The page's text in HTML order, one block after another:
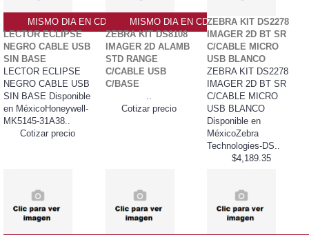
MISMO DIA EN CDMX
LECTOR ECLIPSE
NEGRO CABLE USB
SIN BASE
LECTOR ECLIPSE
NEGRO CABLE USB
SIN BASE Disponible
en MéxicoHoneywell-
MK5145-31A38..
Cotizar precio
MISMO DIA EN CDMX
ZEBRA KIT DS8108
IMAGER 2D ALAMB
STD RANGE
C/CABLE USB
C/BASE
..
Cotizar precio
ZEBRA KIT DS2278
IMAGER 2D BT SR
C/CABLE MICRO
USB BLANCO
ZEBRA KIT DS2278
IMAGER 2D BT SR
C/CABLE MICRO
USB BLANCO
Disponible en
MéxicoZebra
Technologies-DS..
$4,189.35